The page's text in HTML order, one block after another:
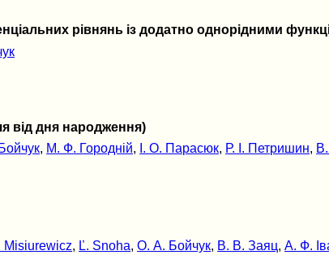
рівнянь із додатно однорідними
від дня народження)
, М. Ф. Городній, І. О. Парасюк, Р. І. Петришин,
Misiurewicz, Ľ. Snoha,О. А. Бойчук, В. В. Заяц,А. Ф.